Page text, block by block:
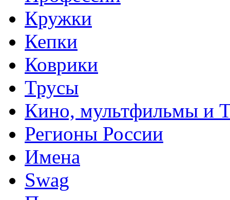
Кружки
Кепки
Коврики
Трусы
Кино, мультфильмы и
Регионы России
Имена
Swag